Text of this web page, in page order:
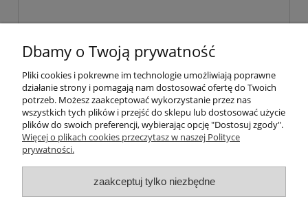
do koszyka
Pomoc
Moje konto
Płatności i dostawa
Dbamy o Twoją prywatność
Pliki cookies i pokrewne im technologie umożliwiają poprawne
działanie strony i pomagają nam dostosować ofertę do Twoich
potrzeb. Możesz zaakceptować wykorzystanie przez nas
wszystkich tych plików i przejść do sklepu lub dostosować użycie
plików do swoich preferencji, wybierając opcję "Dostosuj zgody".
Więcej o plikach cookies przeczytasz w naszej Polityce
prywatności.
zaakceptuj tylko niezbędne